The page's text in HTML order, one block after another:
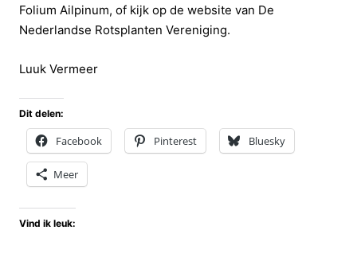
Folium Ailpinum, of kijk op de website van De
Nederlandse Rotsplanten Vereniging.
Luuk Vermeer
Dit delen:
Facebook Pinterest Bluesky
Meer
Vind ik leuk: